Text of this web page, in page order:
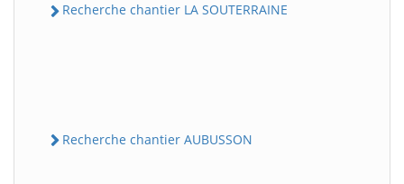
Recherche chantier LA SOUTERRAINE
Recherche chantier AUBUSSON